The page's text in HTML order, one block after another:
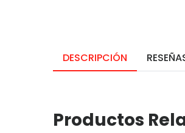
DESCRIPCIÓN
Productos